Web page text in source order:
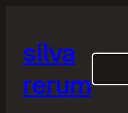
silva
rerum